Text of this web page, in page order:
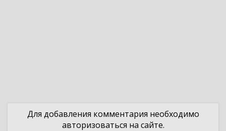
Для добавления комментария необходимо
авторизоваться на сайте.